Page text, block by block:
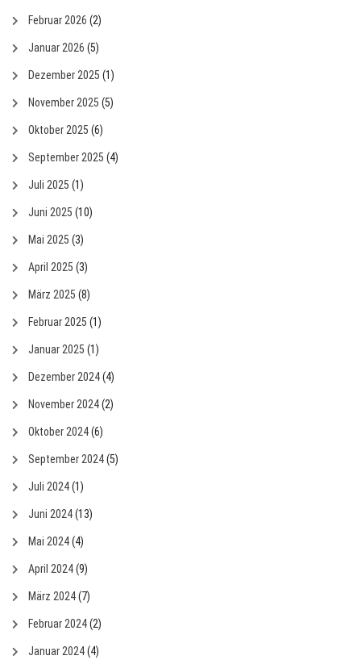
Februar 2026 (2)
Januar 2026 (5)
Dezember 2025 (1)
November 2025 (5)
Oktober 2025 (6)
September 2025 (4)
Juli 2025 (1)
Juni 2025 (10)
Mai 2025 (3)
April 2025 (3)
März 2025 (8)
Februar 2025 (1)
Januar 2025 (1)
Dezember 2024(4)
November 2024(2)
Oktober 2024(6)
September 2024(5)
Juli 2024(1)
Juni 2024(13)
Mai 2024(4)
April 2024(9)
März 2024(7)
Februar 2024(2)
Januar 2024(4)